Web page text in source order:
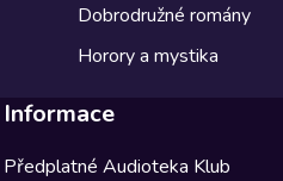
Dobrodružné romány
Horory a mystika
Informace
Předplatné Audioteka Klub